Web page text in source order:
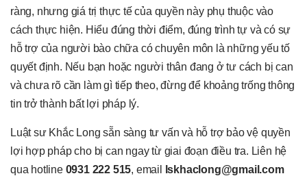
ràng, nhưng giá trị thực tế của quyền này phụ thuộc vào
cách thực hiện. Hiểu đúng thời điểm, đúng trình tự và có sự
hỗ trợ của người bào chữa có chuyên môn là những yếu tố
quyết định. Nếu bạn hoặc người thân đang ở tư cách bị can
và chưa rõ cần làm gì tiếp theo, đừng để khoảng trống thông
tin trở thành bất lợi pháp lý.
Luật sư Khắc Long sẵn sàng tư vấn và hỗ trợ bảo vệ quyền
lợi hợp pháp cho bị can ngay từ giai đoạn điều tra. Liên hệ
qua hotline 0931 222 515, email
lskhaclong@gmail.com